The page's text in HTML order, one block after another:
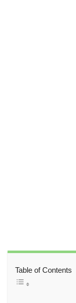
Table of Contents